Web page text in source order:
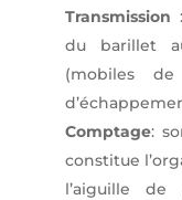
Transmission
du barillet
(mobiles
Comptage:
constitue
l’aiguille